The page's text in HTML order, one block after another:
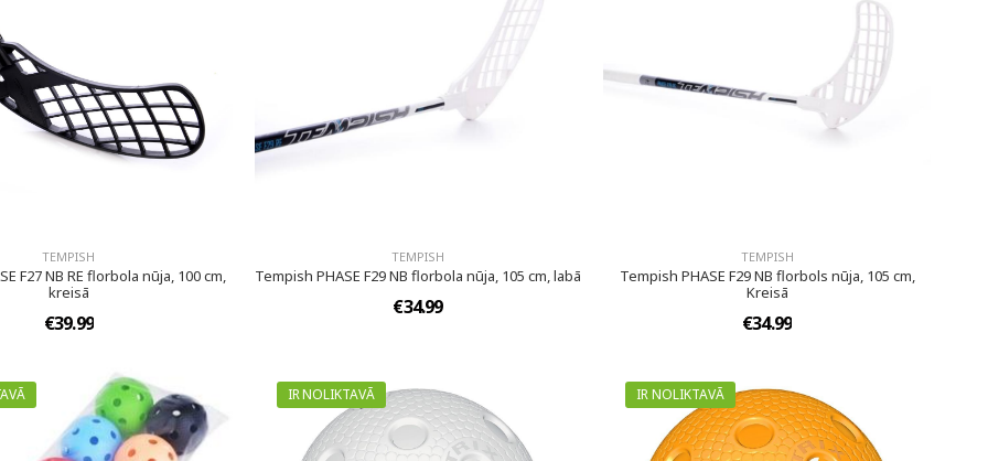
TEMPISH
F27 NB RE florbola nūja, 100 cm,
kreisā
€39.99
TEMPISH
Tempish PHASE F29 NB florbola nūja, 105 cm, labā
€34.99
TEMPISH
Tempish PHASE F29 NB florbols nūja, 105 cm,
Kreisā
€34.99
IR NOLIKTAVĀ IR NOLIKTAVĀ